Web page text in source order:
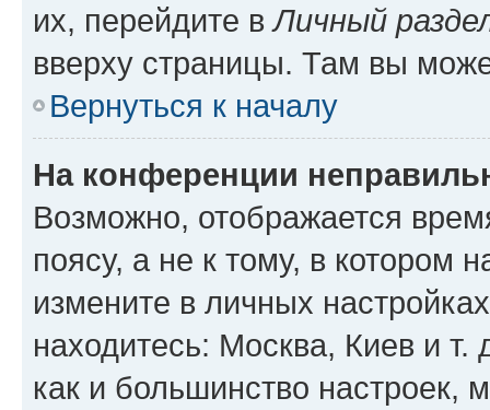
их, перейдите вЛичный
вверху страницы. Там вы
Вернуться к началу
На конференции
Возможно, отображается
поясу, а не к тому, в котором
измените в личных
находитесь: Москва, Киев и т.
как и большинство настроек,